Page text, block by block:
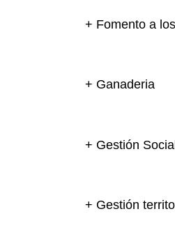
+ Fomento a
+ Ganaderia
+ Gestión
+ Gestión